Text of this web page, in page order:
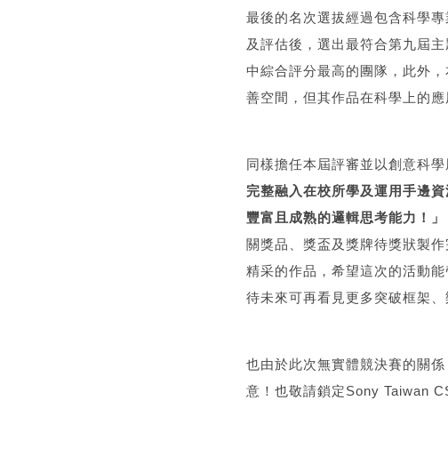
最後的名次選拔經過包含科學
及評估後，選出最符合第九屆
中綜合評分最高的團隊，此外
善空間，但其作品在科學上的
同樣擔任本屆評審並以創意科
完整融入在校所學及運用手邊
豐富且成熟的邏輯思考能力！」
關獎品、獎盃及獎牌待獎狀製
精采的作品，希望這次的活動
待未來可再看見更多突破框架、
也由於此次無實體競決賽的關
意！也敬請鎖定Sony Taiwan